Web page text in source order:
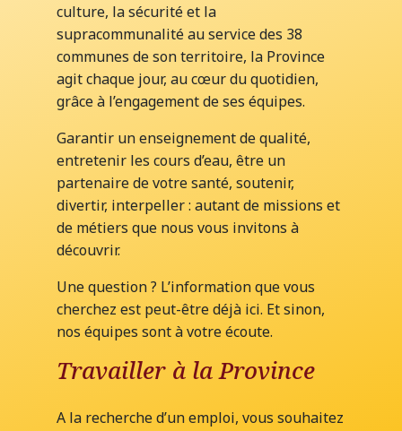
culture, la sécurité et la
supracommunalité au service des 38
communes de son territoire, la Province
agit chaque jour, au cœur du quotidien,
grâce à l’engagement de ses équipes.
Garantir un enseignement de qualité,
entretenir les cours d’eau, être un
partenaire de votre santé, soutenir,
divertir, interpeller : autant de missions et
de métiers que nous vous invitons à
découvrir.
Une question ? L’information que vous
cherchez est peut-être déjà ici. Et sinon,
nos équipes sont à votre écoute.
Travailler à la Province
A la recherche d’un emploi, vous souhaitez